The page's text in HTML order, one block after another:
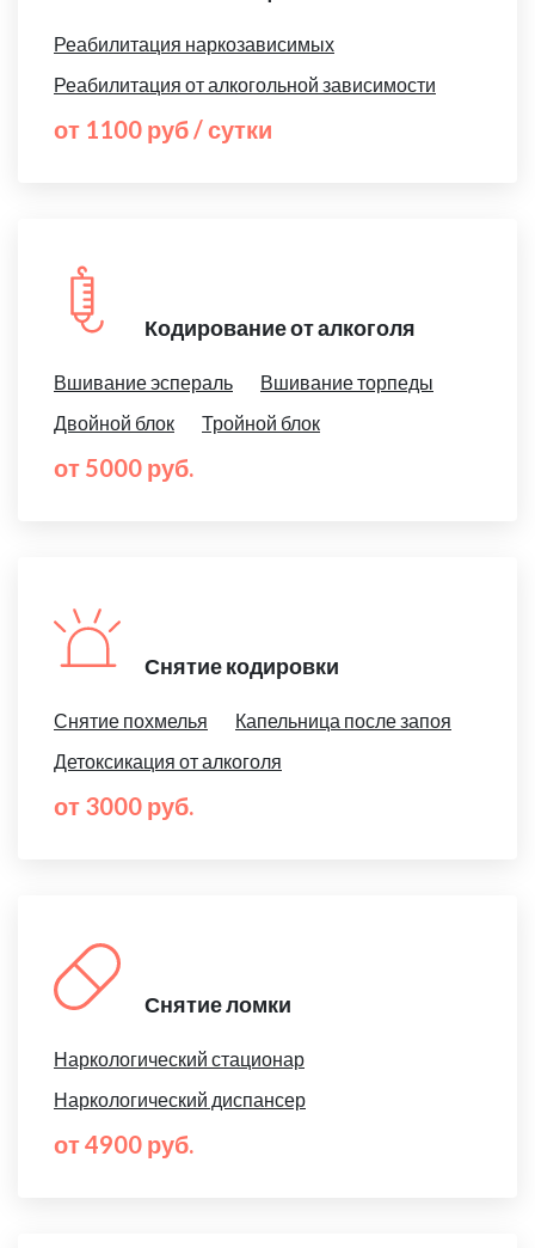
Реабилитация наркозависимых
Реабилитация от алкогольной зависимости
от 1100 руб / сутки
Кодирование от алкоголя
Вшивание эспераль
Вшивание торпеды
Двойной блок
Тройной блок
от 5000 руб.
Снятие кодировки
Снятие похмелья
Капельница после запоя
Детоксикация от алкоголя
от 3000 руб.
Снятие ломки
Наркологический стационар
Наркологический диспансер
от 4900 руб.